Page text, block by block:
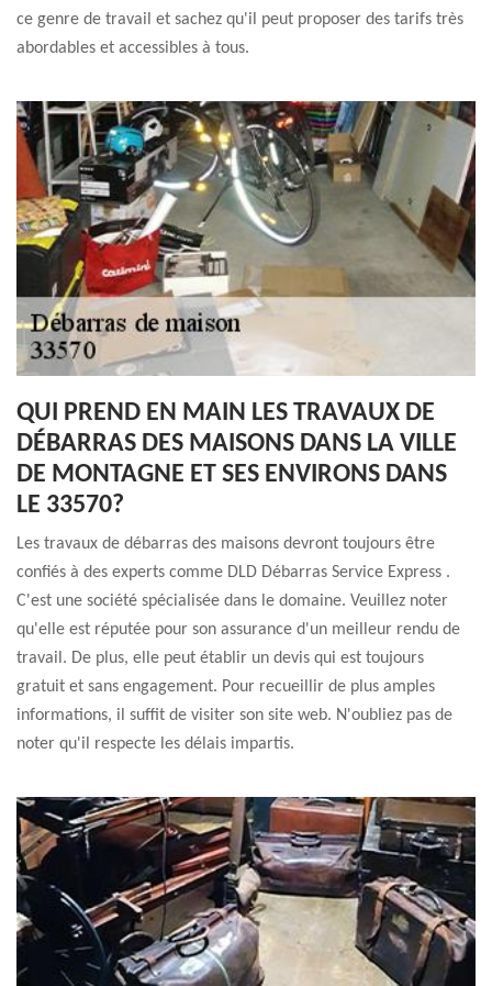
ce genre de travail et sachez qu'il peut proposer des tarifs très
abordables et accessibles à tous.
QUI PREND EN MAIN LES TRAVAUX DE
DÉBARRAS DES MAISONS DANS LA VILLE
DE MONTAGNE ET SES ENVIRONS DANS
LE 33570?
Les travaux de débarras des maisons devront toujours être
confiés à des experts comme DLD Débarras Service Express .
C'est une société spécialisée dans le domaine. Veuillez noter
qu'elle est réputée pour son assurance d'un meilleur rendu de
travail. De plus, elle peut établir un devis qui est toujours
gratuit et sans engagement. Pour recueillir de plus amples
informations, il suffit de visiter son site web. N'oubliez pas de
noter qu'il respecte les délais impartis.